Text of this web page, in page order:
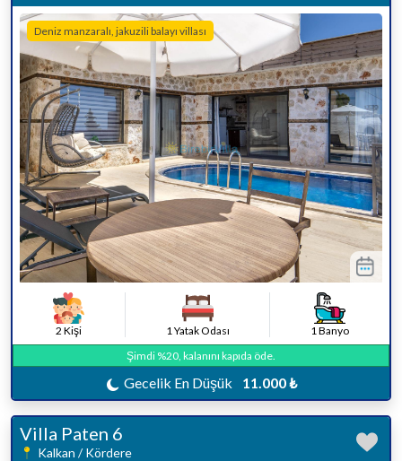
Deniz manzaralı, jakuzili balayı villası
2 Kişi 1 Yatak Odası
1 Banyo
Şimdi %20, kalanını kapıda öde.
Gecelik En Düşük 11.000 ₺
Villa Paten 6
Kalkan / Kördere